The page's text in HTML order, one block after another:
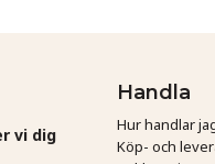
vi dig
Handla
Hur handlar
Köp- och